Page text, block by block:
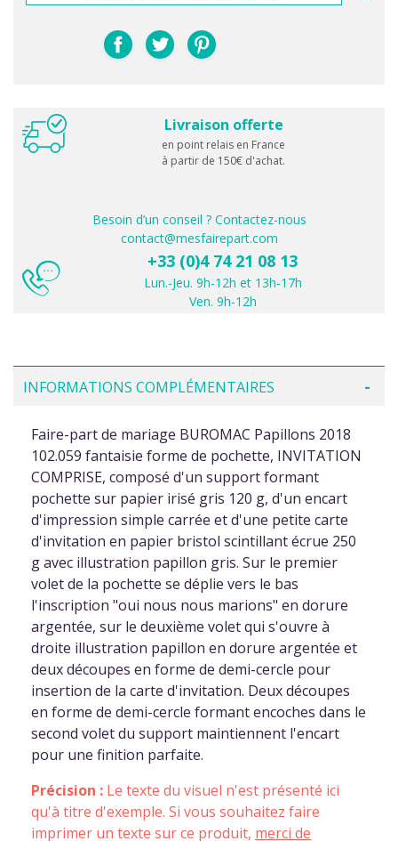
Livraison offerte
en point relais en France
à partir de 150€ d'achat.
Besoin d’un conseil ? Contactez-nous
contact@mesfairepart.com
+33 (0)4 74 21 08 13
Lun.-Jeu. 9h-12h et 13h-17h
Ven. 9h-12h
INFORMATIONS COMPLÉMENTAIRES
Faire-part de mariage BUROMAC Papillons 2018
102.059 fantaisie forme de pochette, INVITATION
COMPRISE, composé d'un support formant
pochette sur papier irisé gris 120 g, d'un encart
d'impression simple carrée et d'une petite carte
d'invitation en papier bristol scintillant écrue 250
g avec illustration papillon gris. Sur le premier
volet de la pochette se déplie vers le bas
l'inscription "oui nous nous marions" en dorure
argentée, sur le deuxième volet qui s'ouvre à
droite illustration papillon en dorure argentée et
deux découpes en forme de demi-cercle pour
insertion de la carte d'invitation. Deux découpes
en forme de demi-cercle formant encoches dans le
second volet du support maintiennent l'encart
pour une finition parfaite.
Précision : Le texte du visuel n'est présenté ici
qu'à titre d'exemple. Si vous souhaitez faire
imprimer un texte sur ce produit, merci de